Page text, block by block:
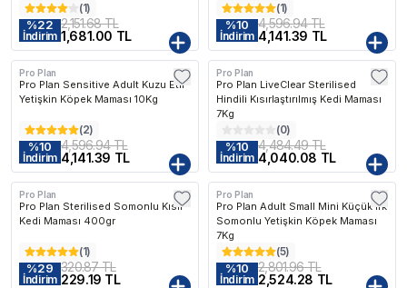
(1)
%22
İndirim
2,151.68 TL
1,681.00 TL
(1)
%10
İndirim
4,596.94 TL
4,141.39 TL
Kargo Bedava
Pro Plan
Pro Plan Sensitive Adult Kuzu Etli
Yetişkin Köpek Maması 10Kg
(2)
%10
İndirim
4,596.94 TL
4,141.39 TL
Kargo Bedava
Pro Plan
Pro Plan LiveClear Sterilised
Hindili Kısırlaştırılmış Kedi Maması
7Kg
(0)
%10
İndirim
4,484.49 TL
4,040.08 TL
Pro Plan
Pro Plan Sterilised Somonlu Kısır
Kedi Maması 400gr
(1)
%29
İndirim
320.87 TL
229.19 TL
Kargo Bedava
Pro Plan
Pro Plan Adult Small Mini Küçük Irk
Somonlu Yetişkin Köpek Maması
7Kg
(5)
%10
İndirim
2,801.96 TL
2,524.28 TL